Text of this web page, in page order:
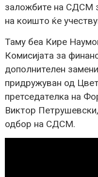
заложбите на СДСМ
на коишто ќе
Таму беа Кире
Комисијата за
дополнителен
придружуван од
претседателка на
Виктор
одбор на СДСМ.